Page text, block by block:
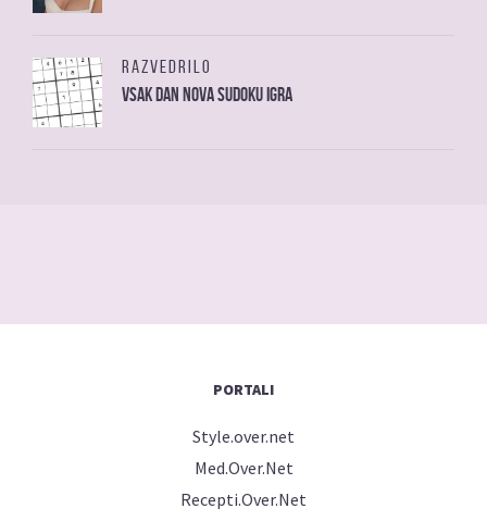
RAZVEDRILO
Vsak dan nova sudoku igra
PORTALI
Style.over.net
Med.Over.Net
Recepti.Over.Net